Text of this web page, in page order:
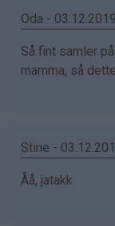
Oda -
Så fint samler
mamma, så
Stine -
Åå, jatakk